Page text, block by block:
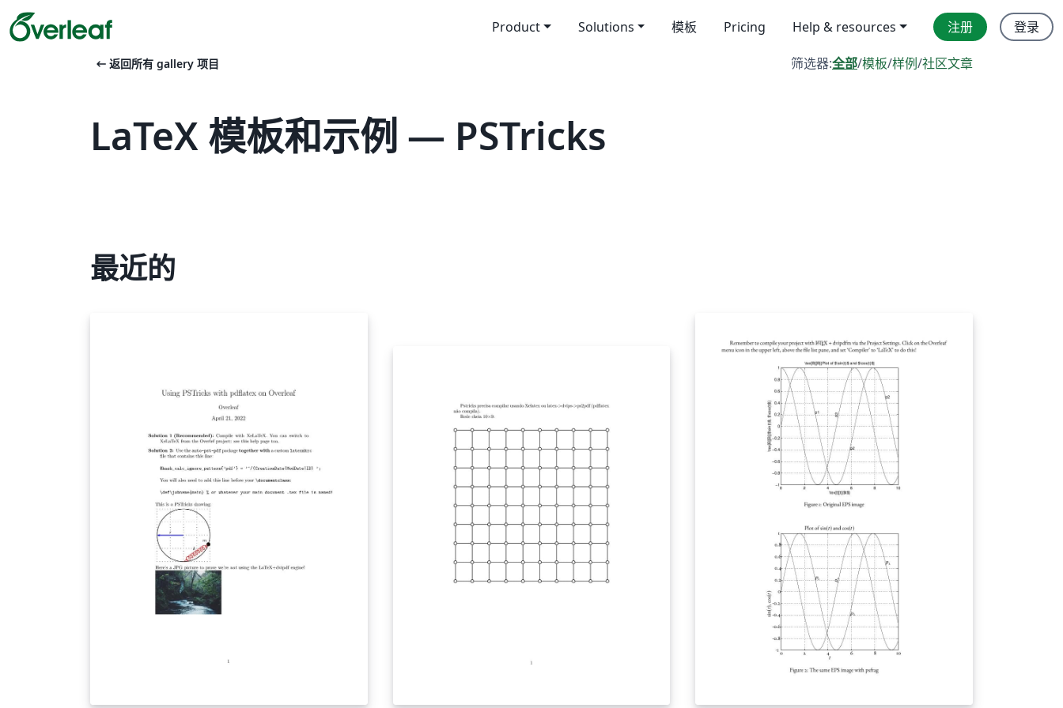
Product Solutions 模板 Pricing Help & resources 注册 登录
arrow_left_alt 返回所有 gallery 项目 筛选器:全部/模板/样例/社区文章
LaTeX 模板和示例 — PSTricks
最近的